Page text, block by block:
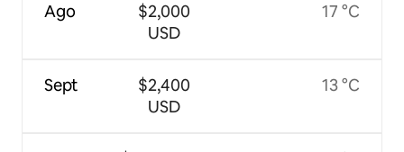
Ago
Sept
$2,000
USD
$2,400
USD
17 °C
13 °C